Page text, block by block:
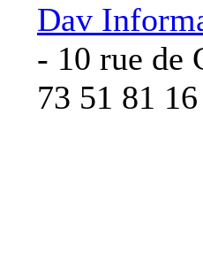
Dav
- 10 rue de
73 51 81 16